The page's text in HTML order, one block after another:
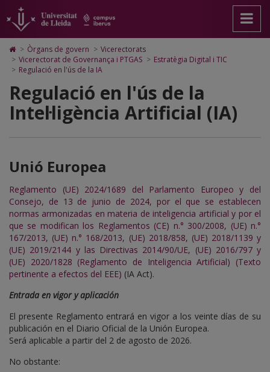
Regulació
en
l'ús
de
la
IA
pàgina
principal.
Universitat
Lleida
contingut
principal
Mapa
Web.
Universitat
Cerca
Accessibilitat.
Universitat
Lleida
Icono
de
Home
ir
a
la
página
inicio
> Òrgans de govern > Vicerectorats
> Vicerectorat de Governança i PTGAS > Estratègia Digital i TIC
> Regulació en l'ús de la IA
Regulació en l'ús de la
Intel·ligència Artificial (IA)
Unió Europea
Reglamento (UE) 2024/1689 del Parlamento Europeo y del
Consejo, de 13 de junio de 2024, por el que se establecen
normas armonizadas en materia de inteligencia artificial y por el
que se modifican los Reglamentos (CE) n.° 300/2008, (UE) n.°
167/2013, (UE) n.° 168/2013, (UE) 2018/858, (UE) 2018/1139 y
(UE) 2019/2144 y las Directivas 2014/90/UE, (UE) 2016/797 y
(UE) 2020/1828 (Reglamento de Inteligencia Artificial) (Texto
pertinente a efectos del EEE) (IA Act).
Entrada en vigor y aplicación
El presente Reglamento entrará en vigor a los veinte días de su
publicación en el Diario Oficial de la Unión Europea.
Será aplicable a partir del 2 de agosto de 2026.
No obstante: